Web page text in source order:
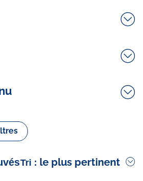
Tri : le plus pertinent